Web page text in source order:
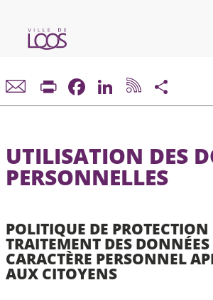
contenu
principal
Main
navigation
VIE MUNICIPALE
CADRE DE VIE ET URBANISME
ENFANCE, JEUNESSE,
CULTURE, SPORT, ASSOCIATIONS
Print FacebookLinkedIn
UTILISATION DES
PERSONNELLES
POLITIQUE DE PROTECTION
TRAITEMENT DES
CARACTÈRE PERSONNEL
AUX CITOYENS